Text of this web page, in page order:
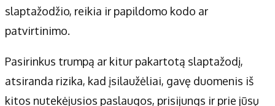
slaptažodžio, reikia ir papildomo kodo ar
patvirtinimo.
Pasirinkus trumpą ar kitur pakartotą slaptažodį,
atsiranda rizika, kad įsilaužėliai, gavę duomenis iš
kitos nutekėjusios paslaugos, prisijungs ir prie jūsų